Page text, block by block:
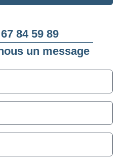
84 59 89
un message